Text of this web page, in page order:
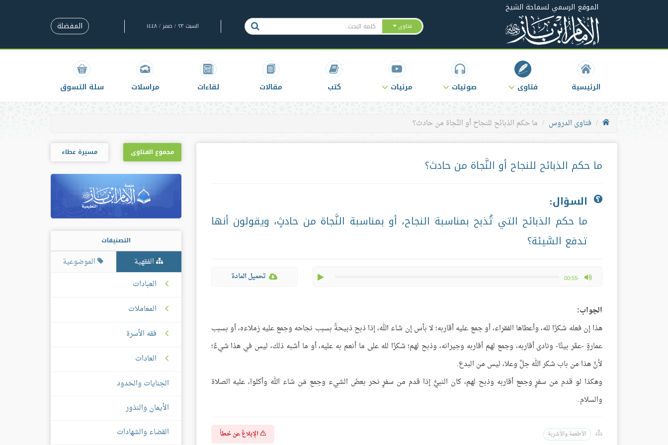
الموقع الرسمي لسماحة الشيخ
فتاوى السبت ٢٣ / صفر / ١٤٤٨ المفضلة
الرئيسية فتاوى صوتيات مرئيات كتب مقالات لقاءات مراسلات سلة التسوق
فتاوى الدروس ما حكم الذبائح للنجاح أو النَّجاة من حادث؟
ما حكم الذبائح للنجاح أو النَّجاة من حادث؟
السؤال:
ما حكم الذبائح التي تُذبح بمناسبة النجاح، أو بمناسبة النَّجاة من حادثٍ، ويقولون أنها
تدفع السَّيئة؟
-00:55
max volume تحميل المادة
الجواب:
هذا إن فعله شكرًا لله، وأعطاها الفقراء، أو جمع عليه أقاربه؛ لا بأس إن شاء الله، إذا ذبح ذبيحةً بسبب نجاحه وجمع عليه زملاءه، أو بسبب
عمارةٍ -عمَّر بيتًا- ونادى أقاربه، وجمع لهم أقاربه وجيرانه، وذبح لهم؛ شكرًا لله على ما أنعم به عليه، أو ما أشبه ذلك، ليس في هذا شيءٌ؛
لأنَّ هذا من باب شكر الله جلَّ وعلا، ليس من البدع.
وهكذا لو قدم من سفرٍ وجمع أقاربه وذبح لهم، كان النبيُّ إذا قدم من سفرٍ نحر بعضَ الشيء وجمع مَن شاء الله وأكلوا، عليه الصلاة
والسلام.
الأطعمة والأشربة الإبلاغ عن خطأ
مجموع الفتاوى مسيرة عطاء
التصنيفات
الفقهية
الموضوعية
العبادات
المعاملات
فقه الأسرة
العادات
الجنايات والحدود
الأيمان والنذور
القضاء والشهادات